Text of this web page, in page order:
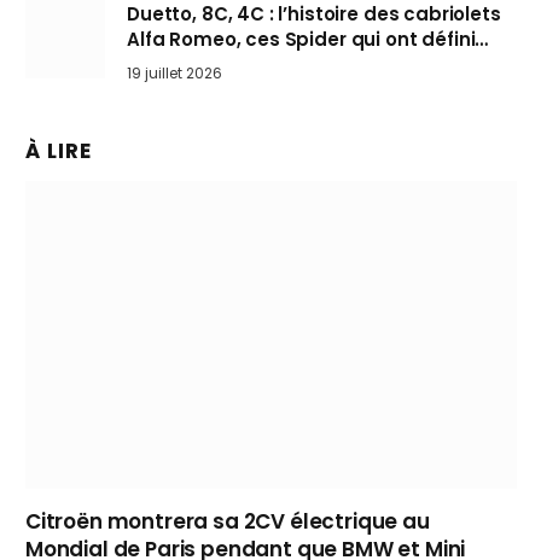
Duetto, 8C, 4C : l’histoire des cabriolets
Alfa Romeo, ces Spider qui ont défini
l’art de rouler cheveux au vent
19 juillet 2026
À LIRE
Citroën montrera sa 2CV électrique au
Mondial de Paris pendant que BMW et Mini